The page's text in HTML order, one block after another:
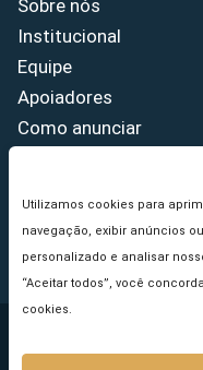
Utilizamos cookies para
navegação, exibir anúncios
personalizado e analisar
“Aceitar todos”, você
cookies.
Sobre nós
Institucional
Equipe
Apoiadores
Como anunciar
Princípios Editoriais
Copyright ©